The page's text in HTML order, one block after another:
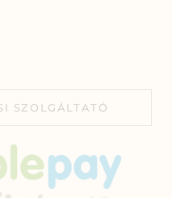
SZOLGÁLTATÓ